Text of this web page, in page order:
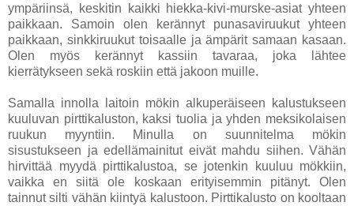
ympäriinsä, keskitin kaikki hiekka-kivi-murske-asiat yhteen
paikkaan. Samoin olen kerännyt punasaviruukut yhteen
paikkaan, sinkkiruukut toisaalle ja ämpärit samaan kasaan.
Olen myös kerännyt kassiin tavaraa, joka lähtee
kierrätykseen sekä roskiin että jakoon muille.
Samalla innolla laitoin mökin alkuperäiseen kalustukseen
kuuluvan pirttikaluston, kaksi tuolia ja yhden meksikolaisen
ruukun myyntiin. Minulla on suunnitelma mökin
sisustukseen ja edellämainitut eivät mahdu siihen. Vähän
hirvittää myydä pirttikalustoa, se jotenkin kuuluu mökkiin,
vaikka en siitä ole koskaan erityisemmin pitänyt. Olen
tainnut silti vähän kiintyä kalustoon. Pirttikalusto on kooltaan